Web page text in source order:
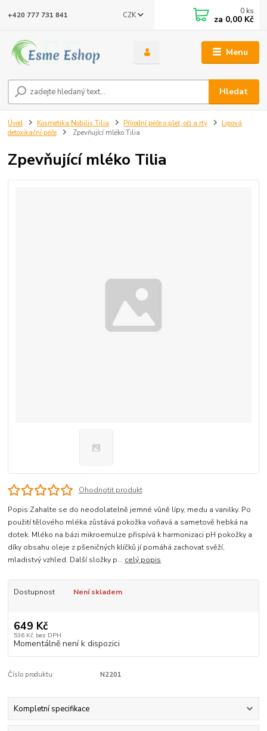
Menu
CZK
Hledat
+420 777 731 841 0 ks
za 0,00 Kč
Úvod Kosmetika Nobilis Tilia Přírodní péče o pleť, oči a rty
Lipová
detoxikační péče
Zpevňující mléko Tilia
Zpevňující mléko Tilia
Ohodnotit produkt
Popis:Zahalte se do neodolatelně jemné vůně lípy, medu a vanilky. Po
použití tělového mléka zůstává pokožka voňavá a sametově hebká na
dotek. Mléko na bázi mikroemulze přispívá k harmonizaci pH pokožky a
díky obsahu oleje z pšeničných klíčků jí pomáhá zachovat svěží,
mladistvý vzhled. Další složky p... celý popis
Dostupnost Není skladem
649 Kč
536 Kč bez DPH
Momentálně není k dispozici
Číslo produktu: N2201
Kompletní specifikace